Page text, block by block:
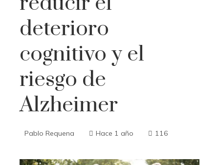
deterioro
cognitivo y el
riesgo de
Alzheimer
Pablo Requena Hace 1 año 116